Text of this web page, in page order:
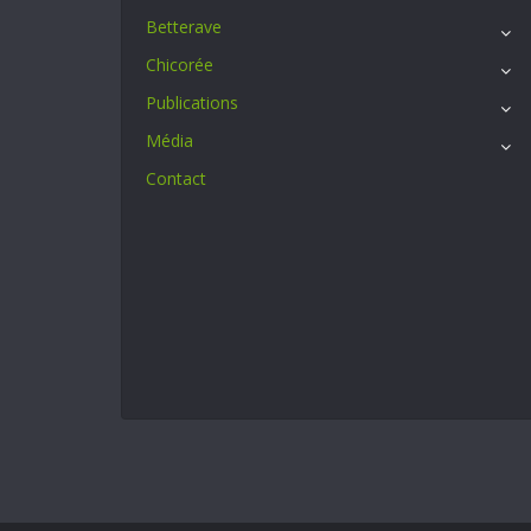
Betterave
Chicorée
Publications
Média
Contact